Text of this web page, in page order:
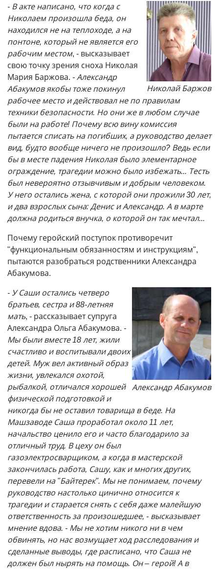
Николай Баржов
- В акте написано, что когда с
Николаем произошла беда, он
находился не на теплоходе, а на
понтоне, который не является его
рабочим местом, - высказывает
свою точку зрения сноха Николая
Мария Баржова. - Александр
Абакумов якобы тоже покинул
рабочее место и действовал не по правилам
техники безопасности. Но они же в любом случае
были на работе! Почему всю вину комиссия
пытается списать на погибших, а руководство делает
вид, будто вообще ничего не произошло? Ведь если
бы в месте падения Николая было элементарное
ограждение, трагедии можно было избежать... Тесть
был невероятно отзывчивым и добрым человеком.
У него остались жена, с которой они прожили 30 лет,
и два взрослых сына: Денис и Александр. А в марте
должна родиться внучка, о которой он так мечтал...
Почему геройский поступок противоречит
"функциональным обязанностям и инструкциям",
пытаются разобраться родственники Александра
Абакумова.
Александр Абакумов
- У Саши остались четверо
братьев, сестра и 88-летняя
мать, - рассказывает супруга
Александра Ольга Абакумова. -
Мы были вместе 18 лет, жили
счастливо и воспитывали двоих
детей. Муж вел активный образ
жизни, увлекался охотой,
рыбалкой, отличался хорошей
физической подготовкой и
никогда бы не оставил товарища в беде. На
Машзаводе Саша проработал около 11 лет,
начальство ценило его и часто благодарило за
отличный труд. В цеху он был
газоэлектросварщиком, а когда в мастерской
закончилась работа, Сашу, как и многих других,
перевели на "Байтерек". Мы не понимаем, почему
руководство настолько цинично относится к
трагедии и старается снять с себя даже малейшую
ответственность за произошедшее, - высказывает
мнение вдова. - Мы не хотим никого ни в чем
обвинять, но нас возмущает ход расследования и
сделанные выводы, где расписано, что Саша не
должен был нырять на помощь. Он – герой! А в